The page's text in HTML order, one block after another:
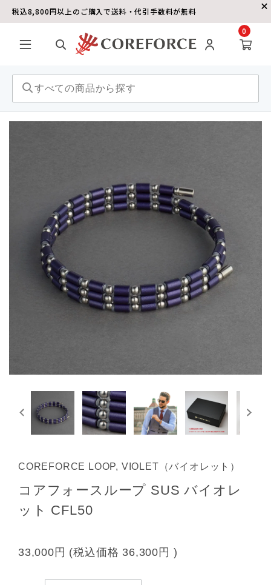
税込8,800円以上のご購入で送料・代引手数料が無料
0
COREFORCE LOOP, VIOLET（バイオレット）
コアフォースループ SUS バイオレ
ット CFL50
33,000円 (税込価格 36,300円 )